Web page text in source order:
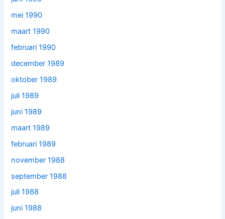
mei 1990
maart 1990
februari 1990
december 1989
oktober 1989
juli 1989
juni 1989
maart 1989
februari 1989
november 1988
september 1988
juli 1988
juni 1988